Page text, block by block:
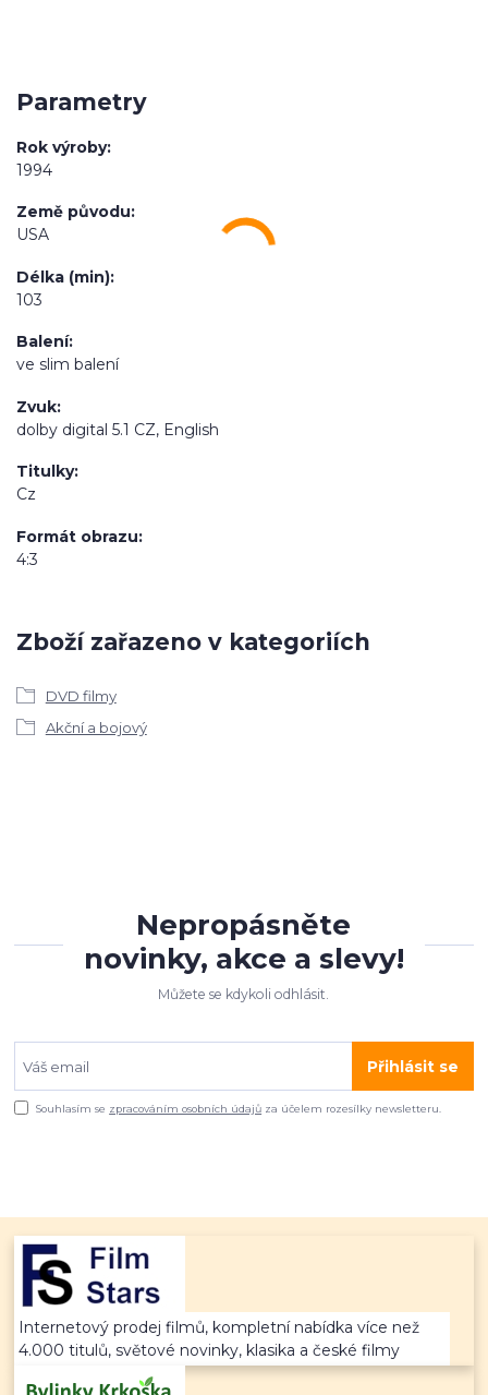
Parametry
Rok výroby
1994
Země původu
USA
Délka (min)
103
Balení
ve slim balení
Zvuk
dolby digital 5.1 CZ, English
Titulky
Cz
Formát obrazu
4:3
Zboží zařazeno v kategoriích
DVD filmy
Akční a bojový
Nepropásněte
novinky, akce a slevy!
Můžete se kdykoli odhlásit.
Přihlásit se
Souhlasím se zpracováním osobních údajů za účelem rozesílky newsletteru.
Internetový prodej filmů, kompletní nabídka více než
4.000 titulů, světové novinky, klasika a české filmy